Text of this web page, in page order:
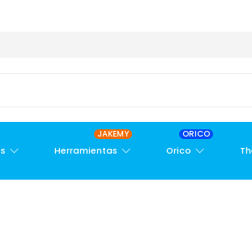
Herramientas
JAKEMY
Orico
ORICO